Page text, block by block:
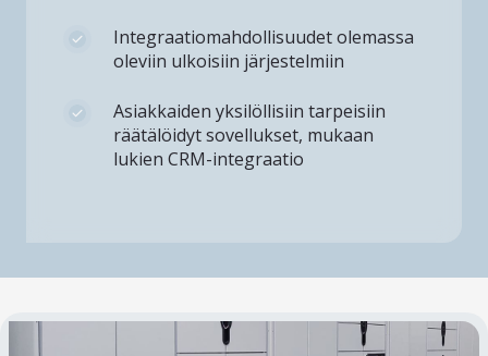
Integraatiomahdollisuudet olemassa
oleviin ulkoisiin järjestelmiin
Asiakkaiden yksilöllisiin tarpeisiin
räätälöidyt sovellukset, mukaan
lukien CRM-integraatio